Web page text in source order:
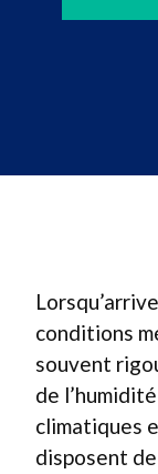
conditions
souvent
de
climatiques
disposent